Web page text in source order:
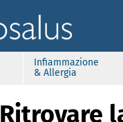
Infiammazione
& Allergia
Ritrovare